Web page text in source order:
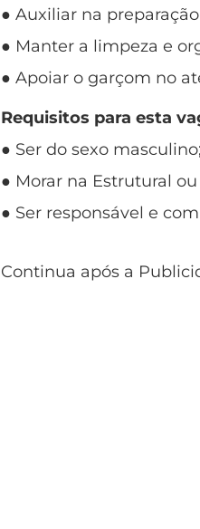
● Auxiliar na
● Manter a limpeza e
● Apoiar o garçom no
Requisitos para esta
● Ser do sexo masculino;
● Morar na Estrutural
● Ser responsável e
Continua após a